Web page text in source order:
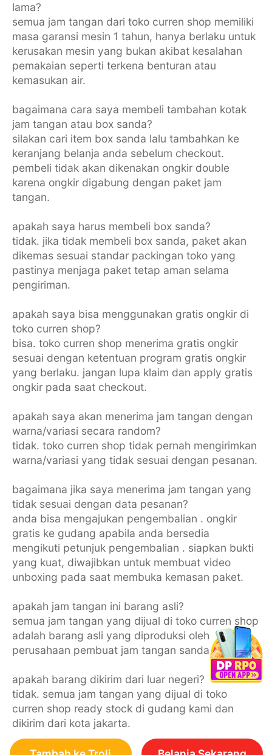
lama?
semua jam tangan dari toko curren shop memiliki
masa garansi mesin 1 tahun, hanya berlaku untuk
kerusakan mesin yang bukan akibat kesalahan
pemakaian seperti terkena benturan atau
kemasukan air.
bagaimana cara saya membeli tambahan kotak
jam tangan atau box sanda?
silakan cari item box sanda lalu tambahkan ke
keranjang belanja anda sebelum checkout.
pembeli tidak akan dikenakan ongkir double
karena ongkir digabung dengan paket jam
tangan.
apakah saya harus membeli box sanda?
tidak. jika tidak membeli box sanda, paket akan
dikemas sesuai standar packingan toko yang
pastinya menjaga paket tetap aman selama
pengiriman.
apakah saya bisa menggunakan gratis ongkir di
toko curren shop?
bisa. toko curren shop menerima gratis ongkir
sesuai dengan ketentuan program gratis ongkir
yang berlaku. jangan lupa klaim dan apply gratis
ongkir pada saat checkout.
apakah saya akan menerima jam tangan dengan
warna/variasi secara random?
tidak. toko curren shop tidak pernah mengirimkan
warna/variasi yang tidak sesuai dengan pesanan.
bagaimana jika saya menerima jam tangan yang
tidak sesuai dengan data pesanan?
anda bisa mengajukan pengembalian . ongkir
gratis ke gudang apabila anda bersedia
mengikuti petunjuk pengembalian . siapkan bukti
yang kuat, diwajibkan untuk membuat video
unboxing pada saat membuka kemasan paket.
apakah jam tangan ini barang asli?
semua jam tangan yang dijual di toko curren shop
adalah barang asli yang diproduksi oleh
perusahaan pembuat jam tangan sanda co. ltd.
apakah barang dikirim dari luar negeri?
tidak. semua jam tangan yang dijual di toko
curren shop ready stock di gudang kami dan
dikirim dari kota jakarta.